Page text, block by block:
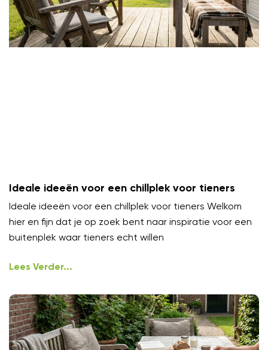
Ideale ideeën voor een chillplek voor tieners
Ideale ideeën voor een chillplek voor tieners Welkom
hier en fijn dat je op zoek bent naar inspiratie voor een
buitenplek waar tieners echt willen
Lees Verder...